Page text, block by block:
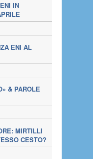
IN
ENI AL
& PAROLE
MIRTILLI
CESTO?